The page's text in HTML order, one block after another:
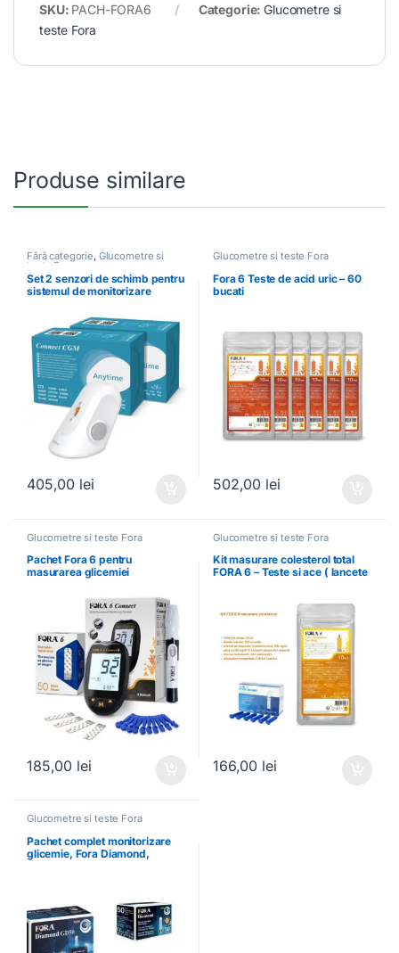
SKU: PACH-FORA6 Categorie:Glucometre si
teste Fora
Produse similare
Fără categorie, Glucometre si
teste Fora
Set 2 senzori de schimb pentru
sistemul de monitorizare
405,00 lei
Glucometre si teste Fora
Fora 6 Teste de acid uric – 60
bucati
502,00 lei
Glucometre si teste Fora
Pachet Fora 6 pentru
masurarea glicemiei
185,00 lei
Glucometre si teste Fora
Kit masurare colesterol total
FORA 6 – Teste si ace ( lancete
166,00 lei
Glucometre si teste Fora
Pachet complet monitorizare
glicemie, Fora Diamond,